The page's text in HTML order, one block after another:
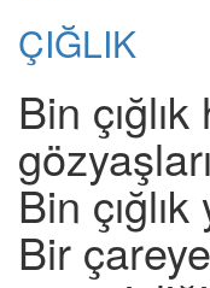
ÇIĞLIK
Bin
Bin
Bir